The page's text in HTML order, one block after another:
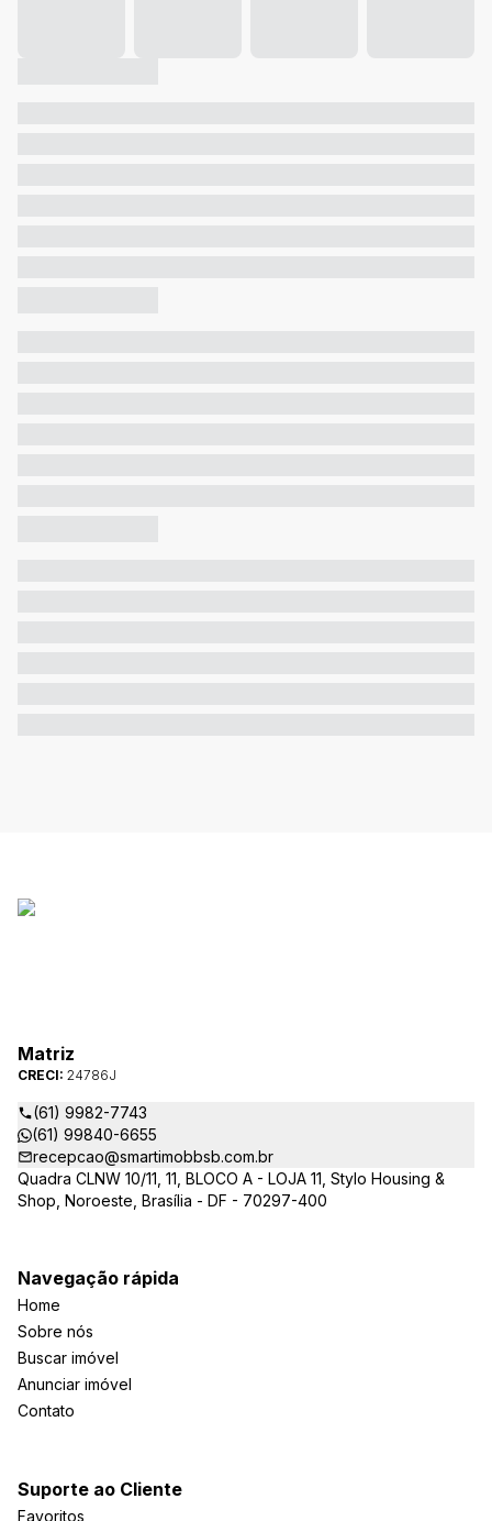
Matriz
CRECI: 24786J
(61) 9982-7743
(61) 99840-6655
recepcao@smartimobbsb.com.br
Quadra CLNW 10/11, 11, BLOCO A - LOJA 11, Stylo Housing &
Shop, Noroeste, Brasília - DF - 70297-400
Navegação rápida
Home
Sobre nós
Buscar imóvel
Anunciar imóvel
Contato
Suporte ao Cliente
Favoritos